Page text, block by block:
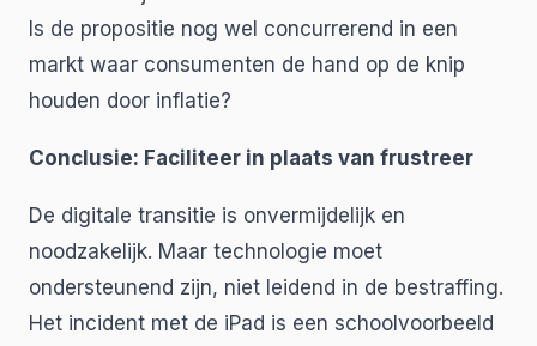
Is de propositie nog wel concurrerend in een
markt waar consumenten de hand op de knip
houden door inflatie?
Conclusie: Faciliteer in plaats van frustreer
De digitale transitie is onvermijdelijk en
noodzakelijk. Maar technologie moet
ondersteunend zijn, niet leidend in de bestraffing.
Het incident met de iPad is een schoolvoorbeeld